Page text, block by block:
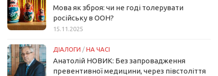
Мова як зброя: чи не годі толерувати
російську в ООН?
15.11.2025
ДІАЛОГИ / НА ЧАСІ
Анатолій НОВИК: Без запровадження
превентивної медицини, через півстоліття